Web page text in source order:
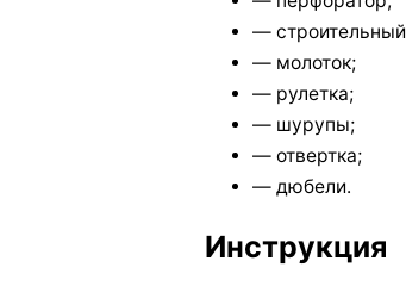
—
— молоток;
— рулетка;
— шурупы;
— отвертка;
— дюбели.
Инструкция